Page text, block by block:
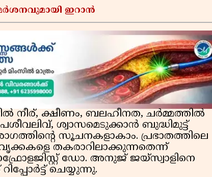
ഇറാൻ
നീര്, ക്ഷീണം, ബലഹീനത, ചർമ്മത്തിൽ
ശ്വാസമെടുക്കാൻ ബുദ്ധിമുട്ട്
സൂചനകളാകാം. പ്രഭാതത്തിലെ
തകരാറിലാക്കുന്നതെന്ന്
ഡോ. അനുജ് ജയ്‌സ്വാളിനെ
ചെയ്യുന്നു.